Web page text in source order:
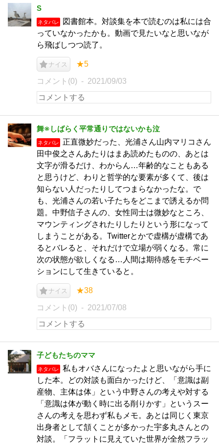
S
ネタバレ
図書館本。対談集を本で読むのは私には合
っていなかったかも。動画で見たいなと思いなが
ら飛ばしつつ読了。
ナイス ★5
コメント(0) 2021/09/03
舞※しばらく平常通りではないかも泣
ネタバレ
正直微妙だった、光浦さん山内マリコさん
田中俊之さんあたりはまあ読めたものの、あとは
文字が滑るだけ、わからん…年齢的なこともある
と思うけど、わりと哲学的な要素が多くて、後は
知らない人だったりしてつまらなかったな。で
も、光浦さんの若い子たちをどこまで誘えるか問
題。中野信子さんの、女性同士は微妙なところ、
マウンティングされたりしたりという形になって
しまうことがある。Twitterとかで虚構が虚構であ
るとバレると、それだけで立場が弱くなる。常に
次の状態が欲しくなる…人間は期待感をモチベー
ションにして生きていると。
ナイス ★38
コメント(0) 2021/07/08
子どもたちのママ
ネタバレ
私もオバさんになったよと思いながら手に
した本。どの対談も面白かったけど、「意識は副
産物、主体は体」という中野さんの考えや対する
「意識は体が動く時に出る削りかす」というスー
さんの考えを思わず私もメモ。あとは同じく東京
出身者として頷くことが多かった宇多丸さんとの
対談。「フラットに見えていた世界が全然フラッ